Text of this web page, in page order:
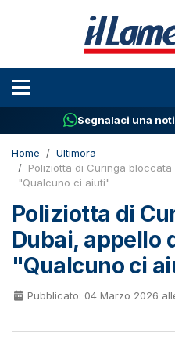
Segnalaci una
Home
Ultimora
Poliziotta di Curinga
"Qualcuno ci aiuti"
Poliziotta di
Dubai, appello
"Qualcuno ci
Pubblicato: 04 Marzo 2026